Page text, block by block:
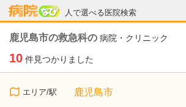
人で選べる医院検索
病院なび
鹿児島市の救急科の 病院・クリニック
10 件見つかりました
エリア/駅 鹿児島市